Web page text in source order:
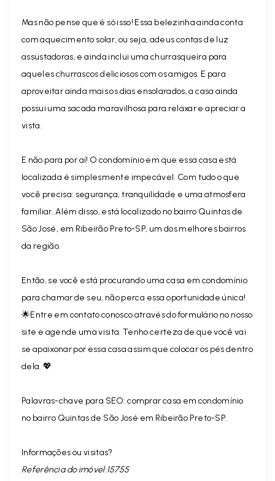
Mas não pense que é só isso! Essa belezinha ainda conta
com aquecimento solar, ou seja, adeus contas de luz
assustadoras, e ainda inclui uma churrasqueira para
aqueles churrascos deliciosos com os amigos. E para
aproveitar ainda mais os dias ensolarados, a casa ainda
possui uma sacada maravilhosa para relaxar e apreciar a
vista.
E não para por aí! O condomínio em que essa casa está
localizada é simplesmente impecável. Com tudo o que
você precisa: segurança, tranquilidade e uma atmosfera
familiar. Além disso, está localizado no bairro Quintas de
São José, em Ribeirão Preto-SP, um dos melhores bairros
da região.
Então, se você está procurando uma casa em condomínio
para chamar de seu, não perca essa oportunidade única!
🌟Entre em contato conosco através do formulário no nosso
site e agende uma visita. Tenho certeza de que você vai
se apaixonar por essa casa assim que colocar os pés dentro
dela. 💖
Palavras-chave para SEO: comprar casa em condomínio
no bairro Quintas de São José em Ribeirão Preto-SP.
Informações ou visitas?
Referência do imóvel:15755